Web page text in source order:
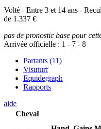
Volté - Entre 3 et 14 ans -
de 1.337 €
pas de pronostic base pour
Arrivée officielle : 1 - 7 - 8
Partants (11)
Visuturf
Equidegraph
Rapports
aide
Cheval